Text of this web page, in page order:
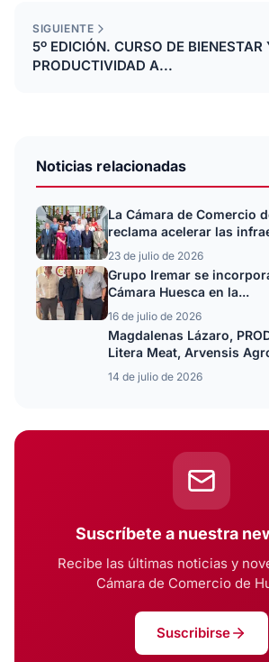
SIGUIENTE
5º EDICIÓN. CURSO DE BIENESTAR
PRODUCTIVIDAD A...
Noticias relacionadas
La Cámara de Comercio
reclama acelerar las
23 de julio de 2026
Grupo Iremar se
Cámara Huesca en la...
16 de julio de 2026
Magdalenas Lázaro,
Litera Meat, Arvensis
14 de julio de 2026
Suscríbete a nuestra
Recibe las últimas noticias y
Cámara de Comercio de
Suscribirse